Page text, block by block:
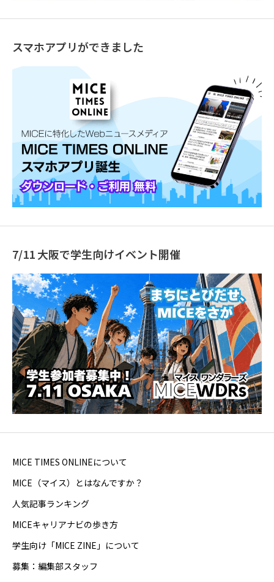
スマホアプリができました
7/11 大阪で学生向けイベント開催
MICE TIMES ONLINEについて
MICE（マイス）とはなんですか？
人気記事ランキング
MICEキャリアナビの歩き方
学生向け「MICE ZINE」について
募集：編集部スタッフ